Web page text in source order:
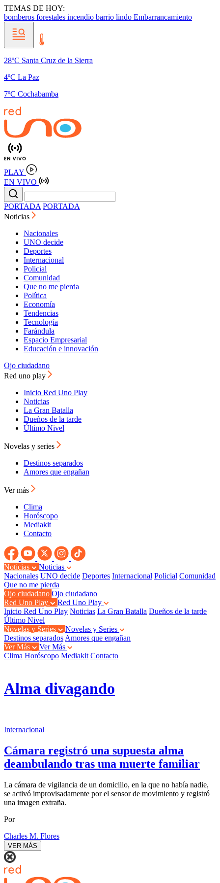
TEMAS DE HOY:
bomberos forestales incendio barrio lindo Embarrancamiento
28ºC Santa Cruz de la Sierra
4ºC La Paz
7ºC Cochabamba
PLAY
EN VIVO
PORTADA PORTADA
Noticias
Nacionales
UNO decide
Deportes
Internacional
Policial
Comunidad
Que no me pierda
Política
Economía
Tendencias
Tecnología
Farándula
Espacio Empresarial
Educación e innovación
Ojo ciudadano
Red uno play
Inicio Red Uno Play
Noticias
La Gran Batalla
Dueños de la tarde
Último Nivel
Novelas y series
Destinos separados
Amores que engañan
Ver más
Clima
Horóscopo
Mediakit
Contacto
Noticias
Noticias
Nacionales UNO decide Deportes Internacional Policial Comunidad
Que no me pierda
Ojo ciudadano Ojo ciudadano
Red Uno Play
Red Uno Play
Inicio Red Uno Play Noticias La Gran Batalla Dueños de la tarde
Último Nivel
Novelas y Series
Novelas y Series
Destinos separados Amores que engañan
Ver Más
Ver Más
Clima Horóscopo Mediakit Contacto
Alma divagando
Internacional
Cámara registró una supuesta alma
deambulando tras una muerte familiar
La cámara de vigilancia de un domicilio, en la que no había nadie,
se activó improvisadamente por el sensor de movimiento y registró
una imagen extraña.
Por
Charles M. Flores
VER MÁS